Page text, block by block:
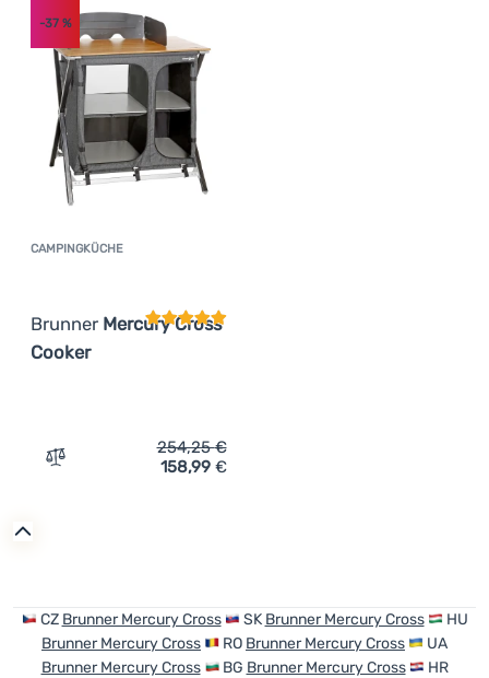
Anmelden /
Registrieren
CAMPINGKÜCHE
Brunner Mercury Cross
Cooker
-37%
Zum Vergleich 'Campingküche Brunner Mercury Cross
254,25€
158,99 €
CZ Brunner Mercury Cross SK Brunner Mercury Cross
HU
Brunner Mercury Cross
RO Brunner Mercury Cross
UA
Brunner Mercury Cross
BG Brunner Mercury Cross
HR